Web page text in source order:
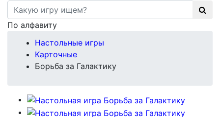
По алфавиту
Настольные игры
Карточные
Борьба за Галактику